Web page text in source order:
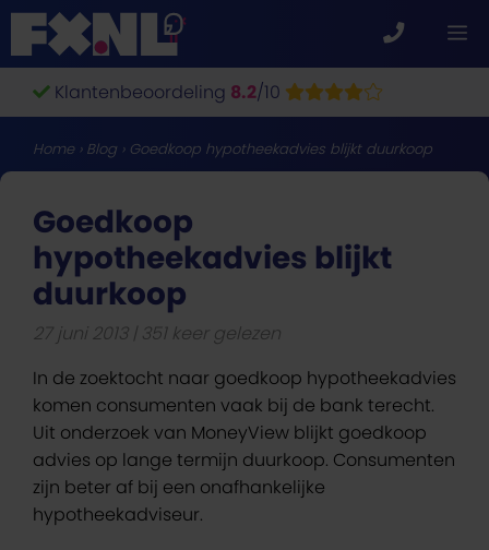
Ga
naar
de
inhoudKlantenbeoordeling 8.2/10
Home› Blog › Goedkoop hypotheekadvies blijkt duurkoop
Goedkoop
hypotheekadvies blijkt
duurkoop
27 juni 2013 351 keer gelezen
In de zoektocht naar goedkoop hypotheekadvies
komen consumenten vaak bij de bank terecht.
Uit onderzoek van MoneyView blijkt goedkoop
advies op lange termijn duurkoop. Consumenten
zijn beter af bij een onafhankelijke
hypotheekadviseur.